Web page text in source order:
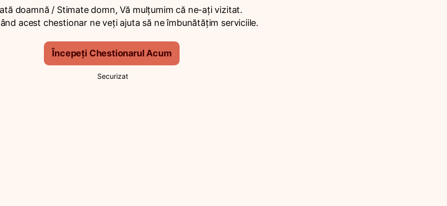
doamnă / Stimate domn, Vă mulțumim că ne-ați vizitat.
acest chestionar ne veți ajuta să ne îmbunătățim serviciile.
Începeți Chestionarul Acum
Securizat